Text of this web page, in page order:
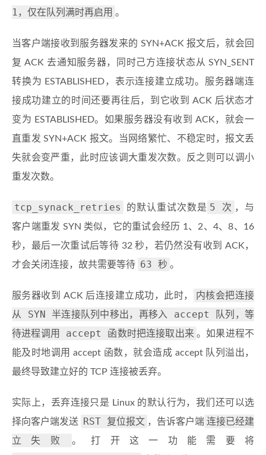
1，仅在队列满时再启用 。
当客户端接收到服务器发来的 SYN+ACK 报文后，就会回
复 ACK 去通知服务器，同时己方连接状态从 SYN_SENT
转换为 ESTABLISHED，表示连接建立成功。服务器端连
接成功建立的时间还要再往后，到它收到 ACK 后状态才
变为 ESTABLISHED。如果服务器没有收到 ACK，就会一
直重发 SYN+ACK 报文。当网络繁忙、不稳定时，报文丢
失就会变严重，此时应该调大重发次数。反之则可以调小
重发次数。
tcp_synack_retries 的默认重试次数是 5 次 ，与
客户端重发 SYN 类似，它的重试会经历 1、2、4、8、16
秒，最后一次重试后等待 32 秒，若仍然没有收到 ACK，
才会关闭连接，故共需要等待 63 秒 。
服务器收到 ACK 后连接建立成功，此时，
内核会把连接
从 SYN 半连接队列中移出，再移入 accept 队列，等
待进程调用 accept 函数时把连接取出来 。如果进程不
能及时地调用 accept 函数，就会造成 accept 队列溢出，
最终导致建立好的 TCP 连接被丢弃。
实际上，丢弃连接只是 Linux 的默认行为，我们还可以选
择向客户端发送 RST 复位报文 ，告诉客户端 连接已经建
立失败
。打开这一功能需要将